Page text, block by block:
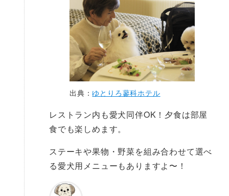
出典： ゆとりろ蓼科ホテル
レストラン内も愛犬同伴OK！夕食は部屋
食でも楽しめます。
ステーキや果物・野菜を組み合わせて選べ
る愛犬用メニューもありますよ〜！